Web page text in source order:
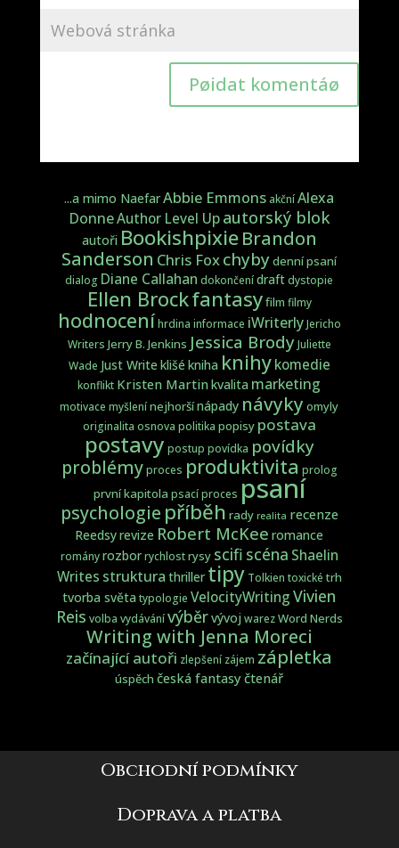
Pøidat komentáø
...a mimo NaefarAbbie Emmons akční Alexa
DonneAuthor Level Upautorský blok
autoři BookishpixieBrandon
Sanderson Chris Foxchybydenní psaní
dialog Diane Callahan dokončení draft dystopie
Ellen Brockfantasyfilm filmy
hodnoceníhrdina informace iWriterlyJericho
Writers Jerry B. Jenkins Jessica BrodyJuliette
Wade Just Write klišé kniha knihykomedie
konflikt Kristen Martinkvalita marketing
motivace myšlení nejhoršínápady návyky omyly
originalita osnova politika popisy postava
postavy postup povídka povídky
problémyproces produktivita prolog
první kapitola psací proces psaní
psychologie příběh rady realita recenze
Reedsyrevize Robert McKee romance
rományrozborrychlostrysy scifi scéna Shaelin
Writes struktura thriller tipy Tolkien toxické trh
tvorba světa typologie VelocityWriting Vivien
Reis volba vydávánívýběrvývoj warezWord Nerds
Writing with Jenna Moreci
začínající autoři zlepšení zájem zápletka
úspěch česká fantasyčtenář
Obchodní podmínky
Doprava a platba